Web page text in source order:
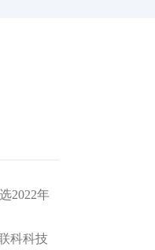
2022年
科科技